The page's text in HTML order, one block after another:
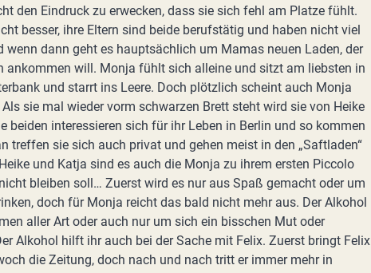
den Eindruck zu erwecken, dass sie sich fehl am Platze fühlt.
besser, ihre Eltern sind beide berufstätig und haben nicht viel
dann geht es hauptsächlich um Mamas neuen Laden, der
ankommen will. Monja fühlt sich alleine und sitzt am liebsten in
und starrt ins Leere. Doch plötzlich scheint auch Monja
sie mal wieder vorm schwarzen Brett steht wird sie von Heike
beiden interessieren sich für ihr Leben in Berlin und so kommen
treffen sie sich auch privat und gehen meist in den „Saftladen“
und Katja sind es auch die Monja zu ihrem ersten Piccolo
bleiben soll… Zuerst wird es nur aus Spaß gemacht oder um
doch für Monja reicht das bald nicht mehr aus. Der Alkohol
aller Art oder auch nur um sich ein bisschen Mut oder
Alkohol hilft ihr auch bei der Sache mit Felix. Zuerst bringt Felix
die Zeitung, doch nach und nach tritt er immer mehr in